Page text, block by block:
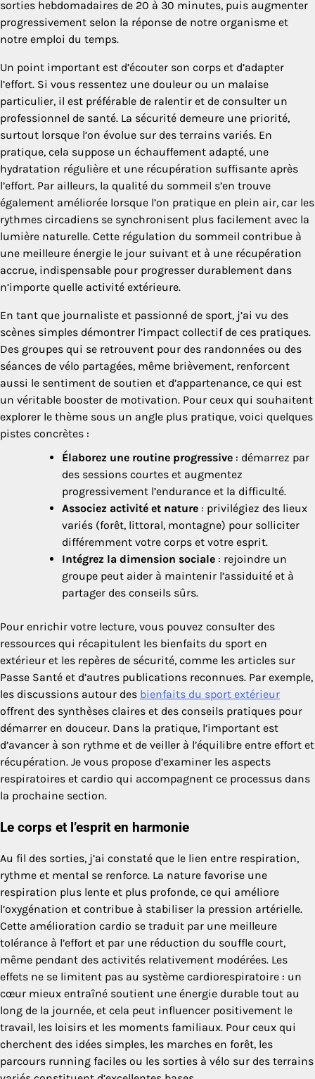
sorties hebdomadaires de 20 à 30 minutes, puis augmenter
progressivement selon la réponse de notre organisme et
notre emploi du temps.
Un point important est d’écouter son corps et d’adapter
l’effort. Si vous ressentez une douleur ou un malaise
particulier, il est préférable de ralentir et de consulter un
professionnel de santé. La sécurité demeure une priorité,
surtout lorsque l’on évolue sur des terrains variés. En
pratique, cela suppose un échauffement adapté, une
hydratation régulière et une récupération suffisante après
l’effort. Par ailleurs, la qualité du sommeil s’en trouve
également améliorée lorsque l’on pratique en plein air, car les
rythmes circadiens se synchronisent plus facilement avec la
lumière naturelle. Cette régulation du sommeil contribue à
une meilleure énergie le jour suivant et à une récupération
accrue, indispensable pour progresser durablement dans
n’importe quelle activité extérieure.
En tant que journaliste et passionné de sport, j’ai vu des
scènes simples démontrer l’impact collectif de ces pratiques.
Des groupes qui se retrouvent pour des randonnées ou des
séances de vélo partagées, même brièvement, renforcent
aussi le sentiment de soutien et d’appartenance, ce qui est
un véritable booster de motivation. Pour ceux qui souhaitent
explorer le thème sous un angle plus pratique, voici quelques
pistes concrètes :
Élaborez une routine progressive : démarrez par
des sessions courtes et augmentez
progressivement l’endurance et la difficulté.
Associez activité et nature : privilégiez des lieux
variés (forêt, littoral, montagne) pour solliciter
différemment votre corps et votre esprit.
Intégrez la dimension sociale : rejoindre un
groupe peut aider à maintenir l’assiduité et à
partager des conseils sûrs.
Pour enrichir votre lecture, vous pouvez consulter des
ressources qui récapitulent les bienfaits du sport en
extérieur et les repères de sécurité, comme les articles sur
Passe Santé et d’autres publications reconnues. Par exemple,
les discussions autour des bienfaits du sport extérieur
offrent des synthèses claires et des conseils pratiques pour
démarrer en douceur. Dans la pratique, l’important est
d’avancer à son rythme et de veiller à l’équilibre entre effort et
récupération. Je vous propose d’examiner les aspects
respiratoires et cardio qui accompagnent ce processus dans
la prochaine section.
Le corps et l’esprit en harmonie
Au fil des sorties, j’ai constaté que le lien entre respiration,
rythme et mental se renforce. La nature favorise une
respiration plus lente et plus profonde, ce qui améliore
l’oxygénation et contribue à stabiliser la pression artérielle.
Cette amélioration cardio se traduit par une meilleure
tolérance à l’effort et par une réduction du souffle court,
même pendant des activités relativement modérées. Les
effets ne se limitent pas au système cardiorespiratoire : un
cœur mieux entraîné soutient une énergie durable tout au
long de la journée, et cela peut influencer positivement le
travail, les loisirs et les moments familiaux. Pour ceux qui
cherchent des idées simples, les marches en forêt, les
parcours running faciles ou les sorties à vélo sur des terrains